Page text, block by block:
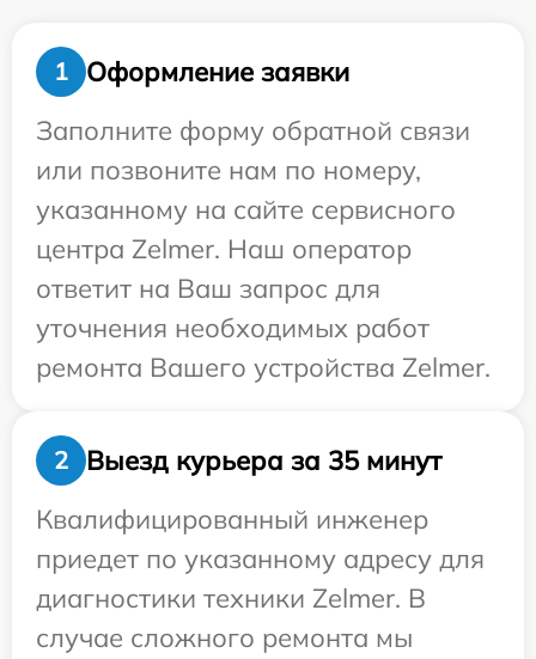
1
Оформление заявки
Заполните форму обратной связи
или позвоните нам по номеру,
указанному на сайте сервисного
центра Zelmer. Наш оператор
ответит на Ваш запрос для
уточнения необходимых работ
ремонта Вашего устройства Zelmer.
2
Выезд курьера за 35 минут
Квалифицированный инженер
приедет по указанному адресу для
диагностики техники Zelmer. В
случае сложного ремонта мы